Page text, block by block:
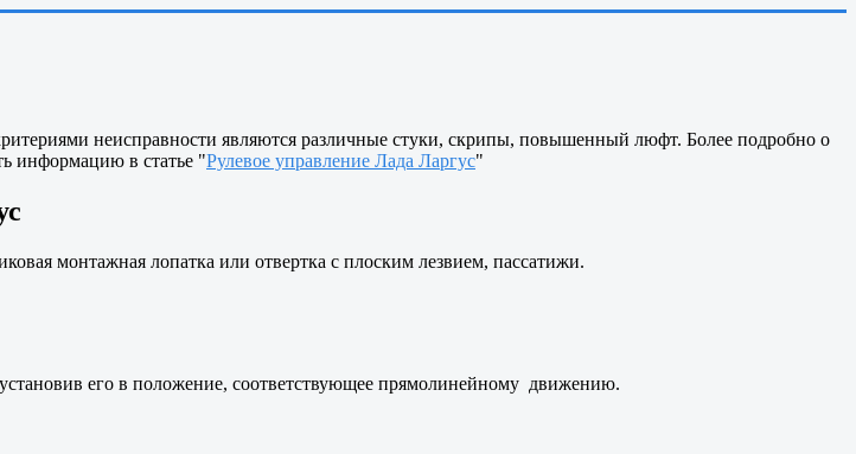
неисправности являются различные стуки, скрипы, повышенный люфт. Более подробно о
информацию в статье "Рулевое управление Лада Ларгус"
монтажная лопатка или отвертка с плоским лезвием, пассатижи.
его в положение, соответствующее прямолинейному движению.